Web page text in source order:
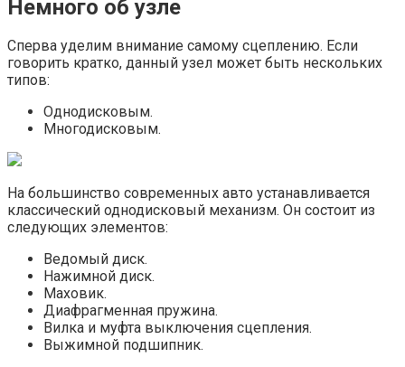
Немного об узле
Сперва уделим внимание самому сцеплению. Если
говорить кратко, данный узел может быть нескольких
типов:
Однодисковым.
Многодисковым.
На большинство современных авто устанавливается
классический однодисковый механизм. Он состоит из
следующих элементов:
Ведомый диск.
Нажимной диск.
Маховик.
Диафрагменная пружина.
Вилка и муфта выключения сцепления.
Выжимной подшипник.